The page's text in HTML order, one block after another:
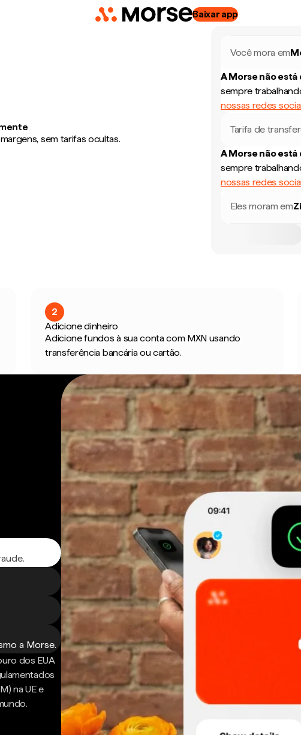
Baixar app
sem tarifas ocultas.
Você mora em
A Morse não
sempre
nossas redes
Tarifa de
A Morse não
sempre
nossas redes
Eles moram em
2
Adicione dinheiro
Adicione fundos à sua conta com MXN usando
transferência bancária ou cartão.
a Morse.
dos EUA
na UE e